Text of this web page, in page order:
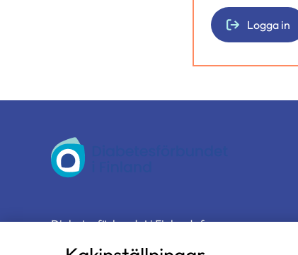
Logga in
Diabetesförbundet
Diabetesförbundet i Finland rf